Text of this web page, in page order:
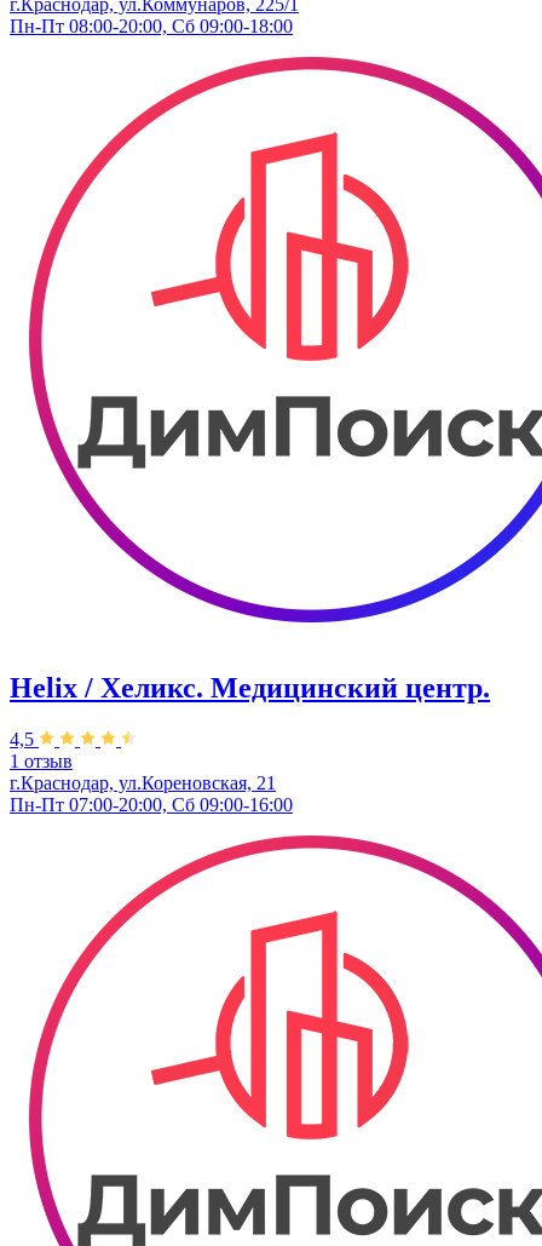
г.Краснодар, ул.Коммунаров, 225/1
Пн-Пт 08:00-20:00, Сб 09:00-18:00
Helix / Хеликс. Медицинский центр.
4,5
1 отзыв
г.Краснодар, ул.Кореновская, 21
Пн-Пт 07:00-20:00, Сб 09:00-16:00